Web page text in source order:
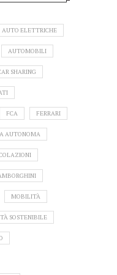
AUTO ELETTRICHE
AUTOMOBILI
SHARING
FCA FERRARI
AUTONOMA
MOBILITÀ
SOSTENIBILE